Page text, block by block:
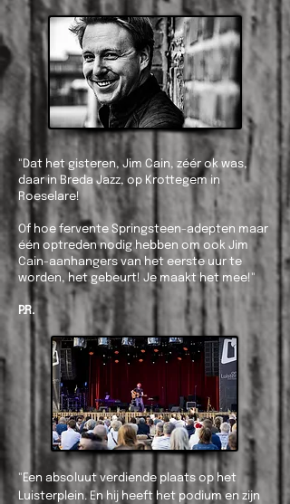
"Dat het gisteren, Jim Cain, zéér ok was,
daar in Breda Jazz, op Krottegem in
Roeselare!
Of hoe fervente Springsteen-adepten maar
één optreden nodig hebben om ook Jim
Cain-aanhangers van het eerste uur te
worden, het gebeurt! Je maakt het mee!"
P.R.
"Een absoluut verdiende plaats op het
Luisterplein. En hij heeft het podium en zijn